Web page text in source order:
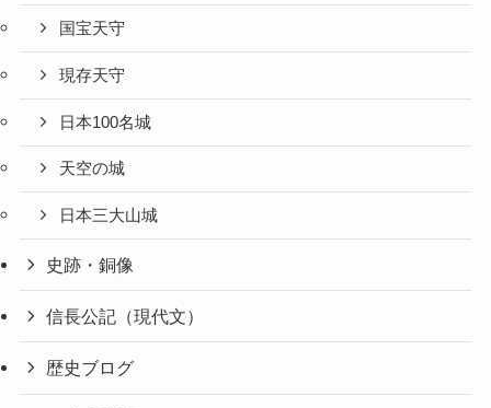
国宝天守
現存天守
日本100名城
天空の城
日本三大山城
史跡・銅像
信長公記（現代文）
歴史ブログ